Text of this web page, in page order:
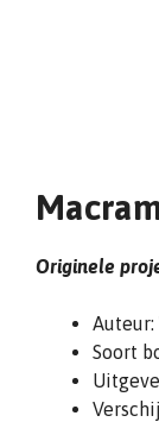
Originele
Auteur:
Soort